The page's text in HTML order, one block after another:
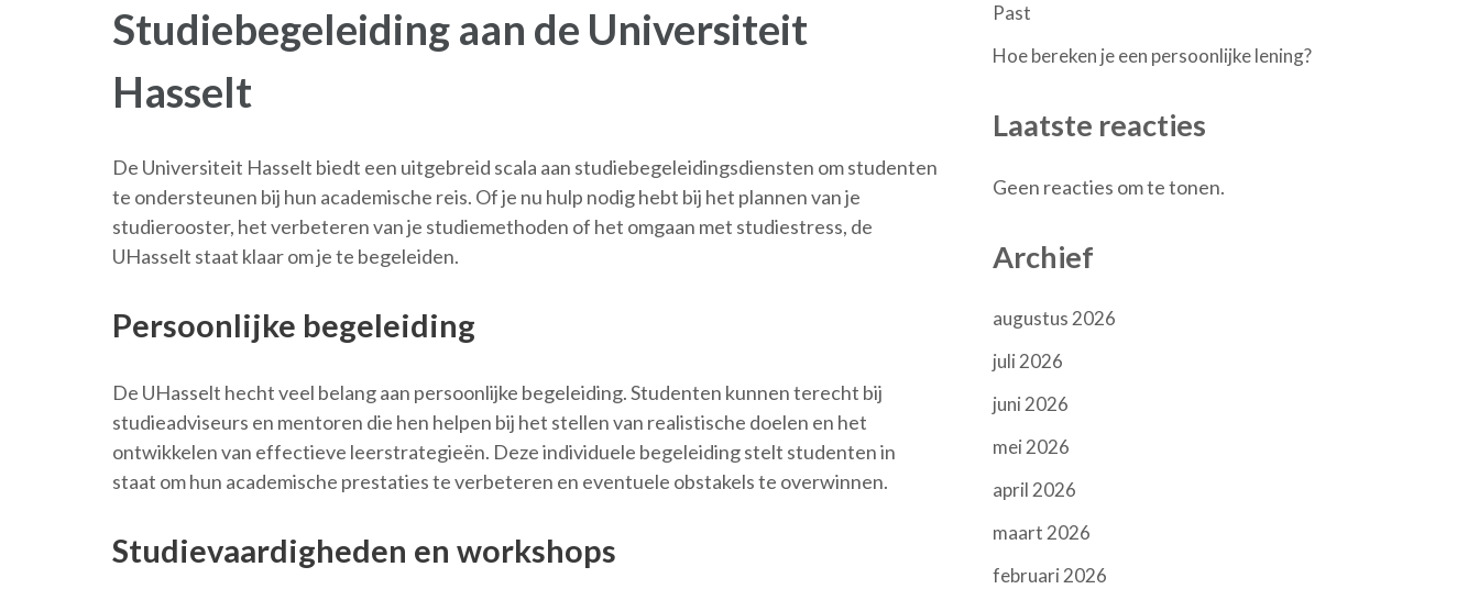
Studiebegeleiding aan de Universiteit
Hasselt
De Universiteit Hasselt biedt een uitgebreid scala aan studiebegeleidingsdiensten om studenten
te ondersteunen bij hun academische reis. Of je nu hulp nodig hebt bij het plannen van je
studierooster, het verbeteren van je studiemethoden of het omgaan met studiestress, de
UHasselt staat klaar om je te begeleiden.
Persoonlijke begeleiding
De UHasselt hecht veel belang aan persoonlijke begeleiding. Studenten kunnen terecht bij
studieadviseurs en mentoren die hen helpen bij het stellen van realistische doelen en het
ontwikkelen van effectieve leerstrategieën. Deze individuele begeleiding stelt studenten in
staat om hun academische prestaties te verbeteren en eventuele obstakels te overwinnen.
Studievaardigheden en workshops
Past
Hoe bereken je een persoonlijke lening?
Laatste reacties
Geen reacties om te tonen.
Archief
augustus 2026
juli 2026
juni 2026
mei 2026
april 2026
maart 2026
februari 2026